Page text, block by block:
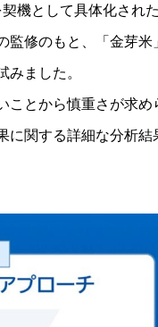
機として具体化され
監修のもと、「金芽米
ました。
とから慎重さが求め
に関する詳細な分析結